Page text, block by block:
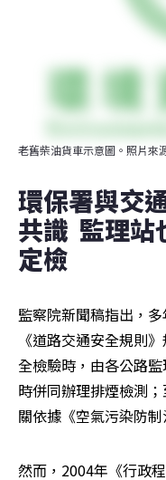
老舊柴油貨車示意圖。照片來
環保署與交
共識  監理
定檢
監察院新聞稿指出，
《道路交通安全規則
全檢驗時，由各公路監
時併同辦理排煙檢測
關依據《空氣污染防
然而，2004年《行政